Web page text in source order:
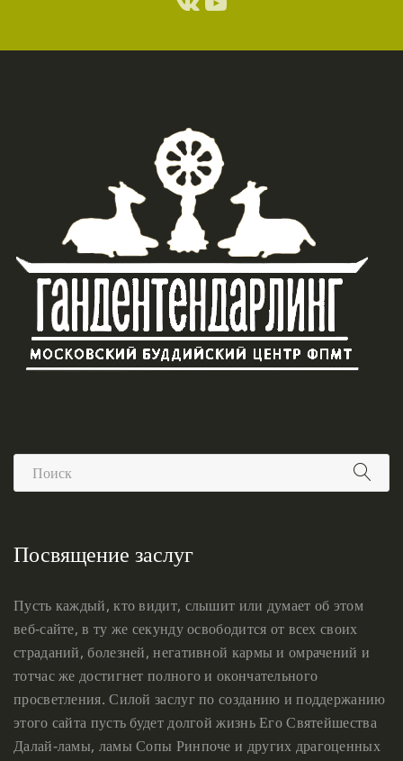
Посвящение заслуг
Пусть каждый, кто видит, слышит или думает об этом
веб-сайте, в ту же секунду освободится от всех своих
страданий, болезней, негативной кармы и омрачений и
тотчас же достигнет полного и окончательного
просветления. Силой заслуг по созданию и поддержанию
этого сайта пусть будет долгой жизнь Его Святейшества
Далай-ламы, ламы Сопы Ринпоче и других драгоценных